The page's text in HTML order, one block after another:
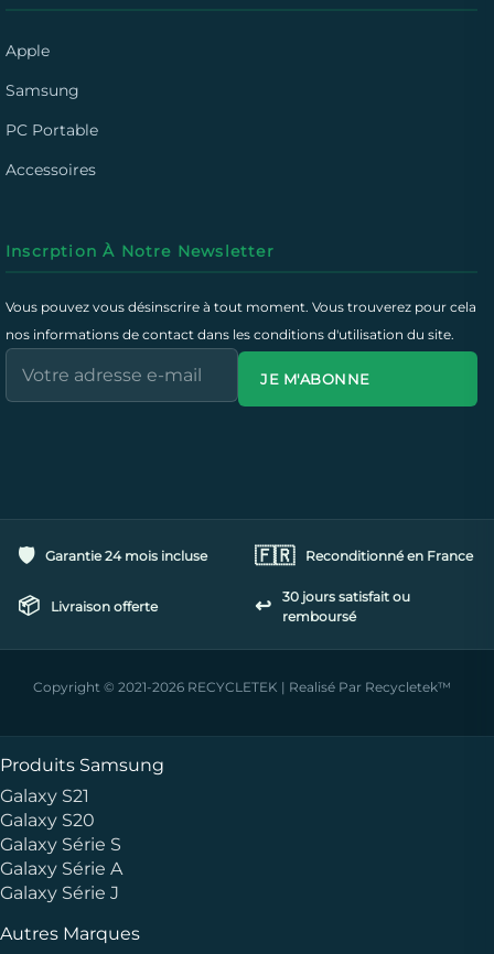
Apple
Samsung
PC Portable
Accessoires
Inscrption À Notre Newsletter
Vous pouvez vous désinscrire à tout moment. Vous trouverez pour cela
nos informations de contact dans les conditions d'utilisation du site.
JE M'ABONNE
🛡️ Garantie 24 mois incluse 🇫🇷 Reconditionné en France
📦 Livraison offerte ↩️
30 jours satisfait ou
remboursé
Copyright © 2021-2026 RECYCLETEK | Realisé Par Recycletek™
Autres Marques
Produits Samsung
Galaxy S21
Galaxy S20
Galaxy Série S
Galaxy Série A
Galaxy Série J